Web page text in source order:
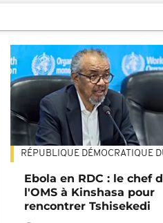
RÉPUBLIQUE DÉMOCRATIQUE
Ebola en RDC : le chef
l'OMS à Kinshasa pour
rencontrer Tshisekedi